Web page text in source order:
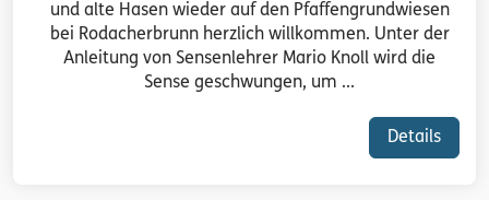
und alte Hasen wieder auf den Pfaffengrundwiesen
bei Rodacherbrunn herzlich willkommen. Unter der
Anleitung von Sensenlehrer Mario Knoll wird die
Sense geschwungen, um ...
Details